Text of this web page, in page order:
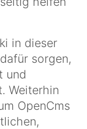
in dieser
sorgen,
und
Weiterhin
OpenCms